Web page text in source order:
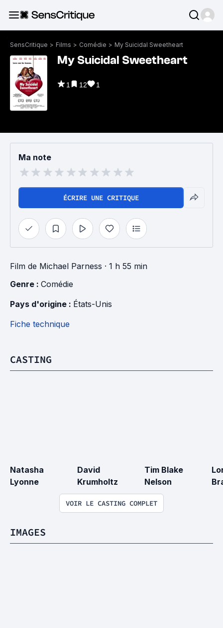
SensCritique > Films > Comédie > My Suicidal Sweetheart
My Suicidal Sweetheart
1 12 1
Ma note
ÉCRIRE UNE CRITIQUE
Film de Michael Parness · 1 h 55 min
Genre : Comédie
Pays d'origine : États-Unis
Fiche technique
CASTING
Natasha
Lyonne
David
Krumholtz
Tim Blake
Nelson
VOIR LE CASTING COMPLET
IMAGES